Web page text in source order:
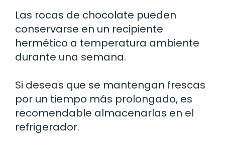
Las rocas de chocolate pueden
conservarse en un recipiente
hermético a temperatura ambiente
durante una semana.
Si deseas que se mantengan frescas
por un tiempo más prolongado, es
recomendable almacenarlas en el
refrigerador.